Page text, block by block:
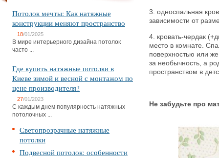
Потолок мечты: Как натяжные
конструкции меняют пространство
18/01/2025
В мире интерьерного дизайна потолок
часто ...
Где купить натяжные потолки в
Киеве зимой и весной с монтажом по
цене производителя?
27/01/2023
С каждым днем популярность натяжных
потолочных ...
Светопрозрачные натяжные
потолки
Подвесной потолок: особенности
3. односпальная
зависимости от
4. кровать-чердак
место в комнате.
поверхностью или
за необычность, а
пространством в
Не забудьте про